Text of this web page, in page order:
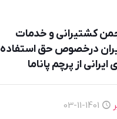
کشتیرانی و خدمات
درخصوص حق استفاده
از پرچم پاناما
1401-11-03